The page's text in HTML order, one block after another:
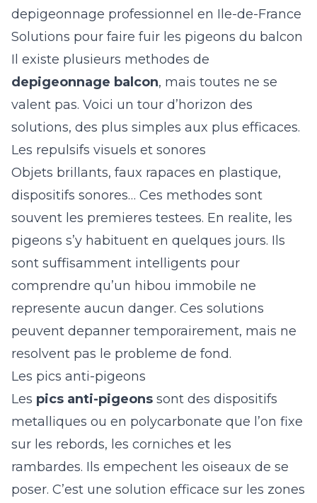
depigeonnage professionnel en Ile-de-France
Solutions pour faire fuir les pigeons du balcon
Il existe plusieurs methodes de
depigeonnage balcon, mais toutes ne se
valent pas. Voici un tour d’horizon des
solutions, des plus simples aux plus efficaces.
Les repulsifs visuels et sonores
Objets brillants, faux rapaces en plastique,
dispositifs sonores… Ces methodes sont
souvent les premieres testees. En realite, les
pigeons s’y habituent en quelques jours. Ils
sont suffisamment intelligents pour
comprendre qu’un hibou immobile ne
represente aucun danger. Ces solutions
peuvent depanner temporairement, mais ne
resolvent pas le probleme de fond.
Les pics anti-pigeons
Les pics anti-pigeons sont des dispositifs
metalliques ou en polycarbonate que l’on fixe
sur les rebords, les corniches et les
rambardes. Ils empechent les oiseaux de se
poser. C’est une solution efficace sur les zones